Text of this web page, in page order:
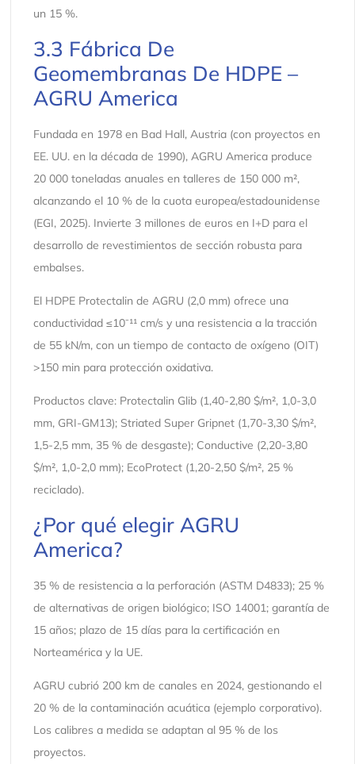
un 15 %.
3.3 Fábrica De
Geomembranas De HDPE –
AGRU America
Fundada en 1978 en Bad Hall, Austria (con proyectos en
EE. UU. en la década de 1990), AGRU America produce
20 000 toneladas anuales en talleres de 150 000 m²,
alcanzando el 10 % de la cuota europea/estadounidense
(EGI, 2025). Invierte 3 millones de euros en I+D para el
desarrollo de revestimientos de sección robusta para
embalses.
El HDPE Protectalin de AGRU (2,0 mm) ofrece una
conductividad ≤10⁻¹¹ cm/s y una resistencia a la tracción
de 55 kN/m, con un tiempo de contacto de oxígeno (OIT)
>150 min para protección oxidativa.
Productos clave: Protectalin Glib (1,40-2,80 $/m², 1,0-3,0
mm, GRI-GM13); Striated Super Gripnet (1,70-3,30 $/m²,
1,5-2,5 mm, 35 % de desgaste); Conductive (2,20-3,80
$/m², 1,0-2,0 mm); EcoProtect (1,20-2,50 $/m², 25 %
reciclado).
¿Por qué elegir AGRU
America?
35 % de resistencia a la perforación (ASTM D4833); 25 %
de alternativas de origen biológico; ISO 14001; garantía de
15 años; plazo de 15 días para la certificación en
Norteamérica y la UE.
AGRU cubrió 200 km de canales en 2024, gestionando el
20 % de la contaminación acuática (ejemplo corporativo).
Los calibres a medida se adaptan al 95 % de los
proyectos.